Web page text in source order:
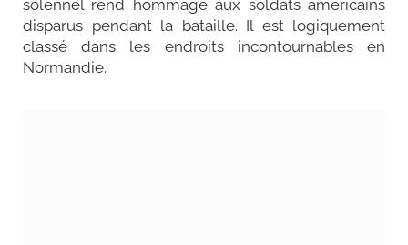
solennel rend hommage aux soldats américains
disparus pendant la bataille. Il est logiquement
classé dans les endroits incontournables en
Normandie.